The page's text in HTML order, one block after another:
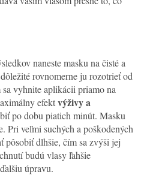
naneste masku na čisté a
rovnomerne ju rozotrieť od
vyhnite aplikácii priamo na
efektvýživy a
po dobu piatich minút. Masku
Pri veľmi suchých a poškodených
pôsobiť dlhšie, čím sa zvýši jej
budú vlasy ľahšie
úpravu.